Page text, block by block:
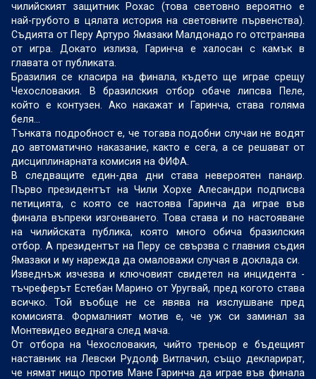
чилийският защитник Рохас (това световно вероятно е
най-грубото в цялата история на световните първенства).
Съдията от Перу Артуро Ямазаки Малдонадо го отстранява
от игра. Докато излиза, Гаринча е халосан с камък в
главата от публиката.
Бразилия се класира на финала, където ще играе срещу
Чехословакия. В бразилския отбор обаче липсва Пеле,
който е контузен. Ако накажат и Гаринча, става голяма
беля...
Тънката подробност е, че тогава подобни случаи не водят
до автоматично наказание, както е сега, а се решават от
дисциплинарната комисия на ФИФА.
В следващите един-два дни става невероятен панаир.
Първо президентът на Чили Хорхе Алесандри подписва
петицията, с която се настоява Гаринча да играе във
финала въпреки изгонването. Това става и по настояване
на чилийската публика, която много обича бразилския
отбор. А президентът на Перу се свързва с главния съдия
Ямазаки и му нарежда да омаловажи случая в доклада си.
Изведнъж изчезва и ключовият свидетел на инцидента -
тъчреферът Естебан Марино от Уругвай, пред когото става
всичко. Той въобще не се явява на изслушване пред
комисията. Формалният мотив е, че уж си заминал за
Монтевидео веднага след мача.
От отбора на Чехословакия, чийто треньор е бъдещият
наставник на Левски Рудолф Витлачил, също декларират,
че нямат нищо против Мане Гаринча да играе във финала